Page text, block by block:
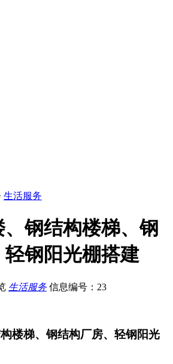
生活服务
钢结构楼梯、钢
钢阳光棚搭建
生活服务 信息编号：23
楼梯、钢结构厂房、轻钢阳光